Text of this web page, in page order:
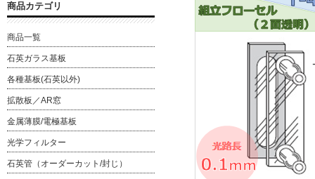
商品カテゴリ
商品一覧
石英ガラス基板
各種基板(石英以外)
拡散板／AR窓
金属薄膜/電極基板
光学フィルター
石英管（オーダーカット/封じ）